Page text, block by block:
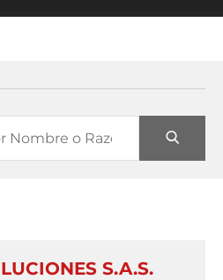
S.A.S.